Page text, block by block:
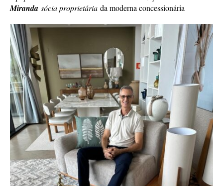
Miranda sócia proprietária da moderna concessionária